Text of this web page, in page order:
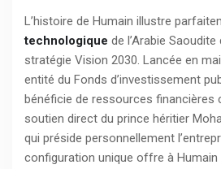
L’histoire de Humain illustre
technologique de l’Arabie
stratégie Vision 2030. Lancée en
entité du Fonds d’investissement
bénéficie de ressources financières
soutien direct du prince héritier
qui préside personnellement
configuration unique offre à Humain